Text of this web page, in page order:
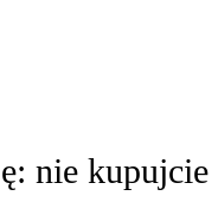
nie kupujcie